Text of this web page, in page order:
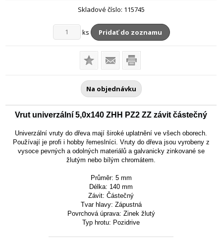
Skladové číslo: 115745
ks Pridať do zoznamu
Na objednávku
Vrut univerzální 5,0x140 ZHH PZ2 ZZ závit částečný
Univerzální vruty do dřeva mají široké uplatnění ve všech oborech.
Používají je profi i hobby řemeslníci. Vruty do dřeva jsou vyrobeny z
vysoce pevných a odolných materiálů a galvanicky zinkované se
žlutým nebo bílým chromátem.
Průměr: 5 mm
Délka: 140 mm
Závit: Částečný
Tvar hlavy: Zápustná
Povrchová úprava: Zinek žlutý
Typ hrotu: Pozidrive